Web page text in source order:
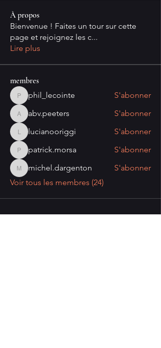
À propos
Bienvenue ! Faites un tour sur cette
page et rejoignez les c...
Lire plus
membres
phil_lecointe
phil_lecointe S'abonner
abv.peeters
abv.peeters S'abonner
lucianooriggi
lucianooriggi S'abonner
patrick.morsa
patrick.morsa S'abonner
michel.dargenton
michel.dargenton
S'abonner
Voir tous les membres (24)